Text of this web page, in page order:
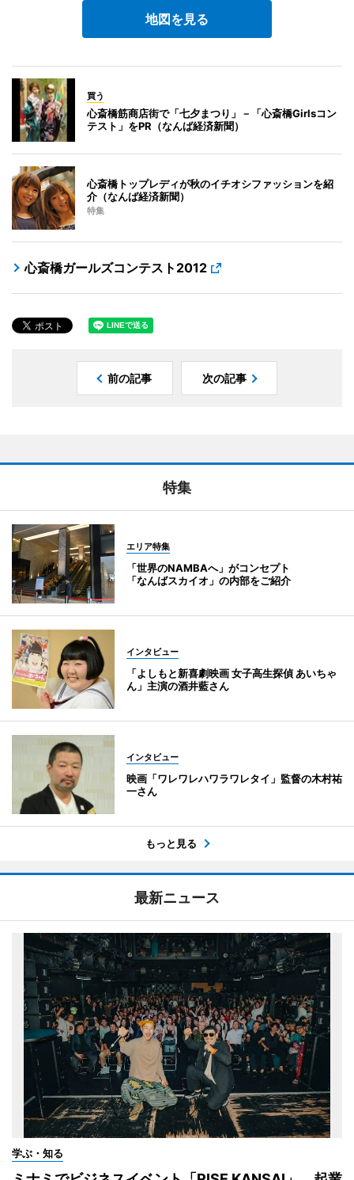
地図を見る
買う
心斎橋筋商店街で「七夕まつり」－「心斎橋Girlsコン
テスト」をPR（なんば経済新聞）
心斎橋トップレディが秋のイチオシファッションを紹
介（なんば経済新聞）
特集
心斎橋ガールズコンテスト2012
前の記事 次の記事
特集
エリア特集
「世界のNAMBAへ」がコンセプト
「なんばスカイオ」の内部をご紹介
インタビュー
「よしもと新喜劇映画 女子高生探偵 あいちゃ
ん」主演の酒井藍さん
インタビュー
映画「ワレワレハワラワレタイ」監督の木村祐
一さん
もっと見る
最新ニュース
学ぶ・知る